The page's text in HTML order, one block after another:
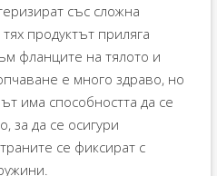
със сложна
продуктът приляга
фланците на тялото и
е много здраво, но
има способността да се
за да се осигури
се фиксират с